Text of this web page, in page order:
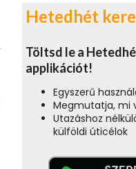
Hetedhét
Töltsd le a
applikációt!
Egyszerű
Megmutatja, mi
Utazáshoz
külföldi úticélok